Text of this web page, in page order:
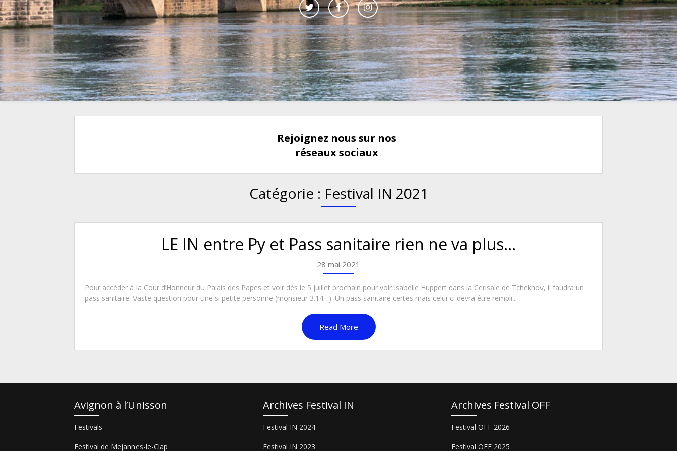
Rejoignez nous sur nos
réseaux sociaux
Catégorie : Festival IN 2021
LE IN entre Py et Pass sanitaire rien ne va plus…
28 mai 2021
Pour accéder à la Cour d’Honneur du Palais des Papes et voir dès le 5 juillet prochain pour voir Isabelle Huppert dans la Cerisaie de Tchekhov, il faudra un
pass sanitaire. Vaste question pour une si petite personne (monsieur 3.14…). Un pass sanitaire certes mais celui-ci devra être rempli...
Read More
Avignon à l’Unisson
Festivals
Festival de Mejannes-le-Clap
Archives Festival IN
Festival IN 2024
Festival IN 2023
Archives Festival OFF
Festival OFF 2026
Festival OFF 2025